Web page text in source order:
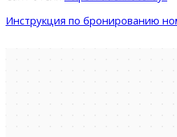
Инструкция по бронированию